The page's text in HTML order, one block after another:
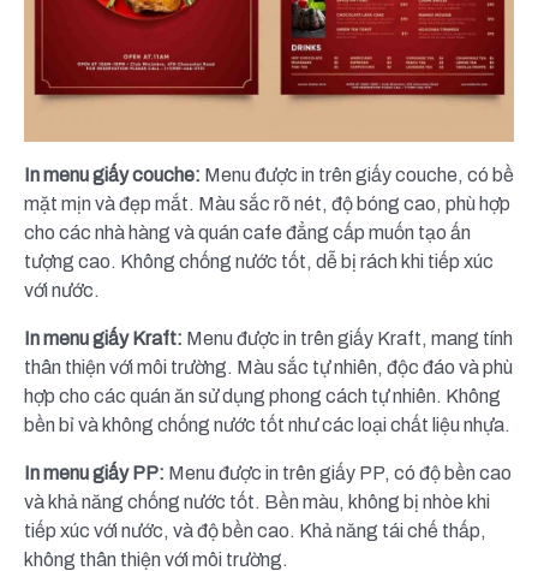
In menu giấy couche: Menu được in trên giấy couche, có bề
mặt mịn và đẹp mắt. Màu sắc rõ nét, độ bóng cao, phù hợp
cho các nhà hàng và quán cafe đẳng cấp muốn tạo ấn
tượng cao. Không chống nước tốt, dễ bị rách khi tiếp xúc
với nước.
In menu giấy Kraft: Menu được in trên giấy Kraft, mang tính
thân thiện với môi trường. Màu sắc tự nhiên, độc đáo và phù
hợp cho các quán ăn sử dụng phong cách tự nhiên. Không
bền bỉ và không chống nước tốt như các loại chất liệu nhựa.
In menu giấy PP: Menu được in trên giấy PP, có độ bền cao
và khả năng chống nước tốt. Bền màu, không bị nhòe khi
tiếp xúc với nước, và độ bền cao. Khả năng tái chế thấp,
không thân thiện với môi trường.